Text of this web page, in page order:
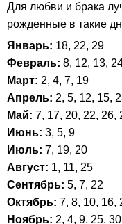
Для любви и брака
рожденные в такие
Январь: 18, 22, 29
Февраль: 8, 12, 13,
Март: 2, 4, 7, 19
Апрель: 2, 5, 12, 15,
Май: 7, 17, 20, 22, 26,
Июнь: 3, 5, 9
Июль: 7, 19, 20
Август: 1, 11, 25
Сентябрь: 5, 7, 22
Октябрь: 7, 8, 10, 16,
Ноябрь: 2, 4, 9, 25, 30